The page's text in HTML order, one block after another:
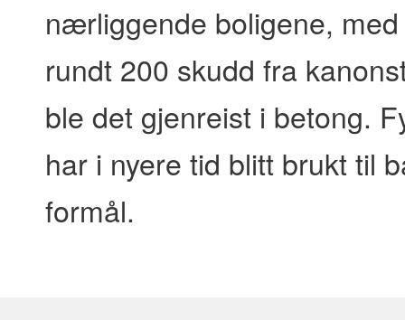
nærliggende boligene,
rundt 200 skudd fra
ble det gjenreist i betong.
har i nyere tid blitt brukt til
formål.